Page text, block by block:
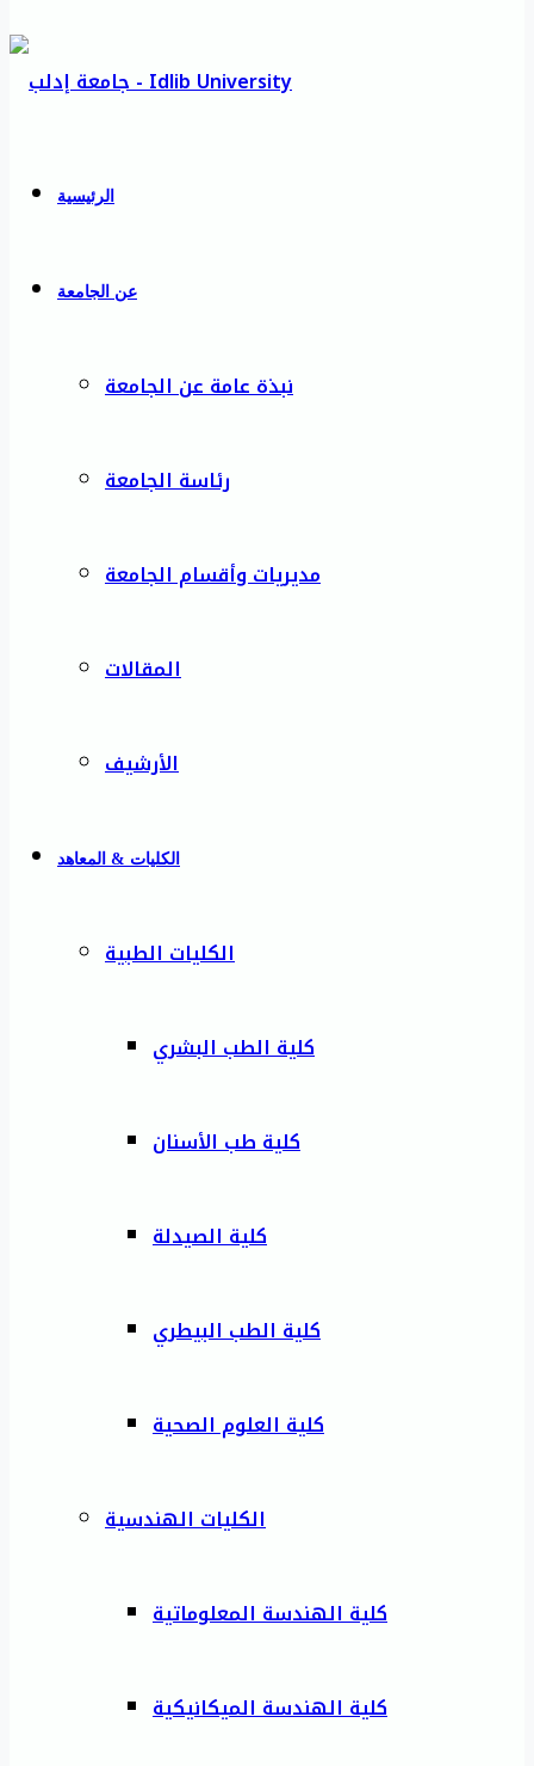
الرئيسية
عن الجامعة
نبذة عامة عن الجامعة
رئاسة الجامعة
مديريات وأقسام الجامعة
المقالات
الأرشيف
الكليات & المعاهد
الكليات الطبية
كلية الطب البشري
كلية طب الأسنان
كلية الصيدلة
كلية الطب البيطري
كلية العلوم الصحية
الكليات الهندسية
كلية الهندسة المعلوماتية
كلية الهندسة الميكانيكية